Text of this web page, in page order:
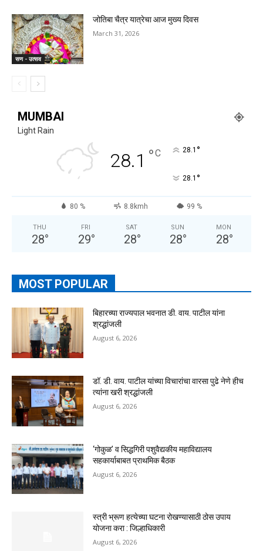
सण - उत्सव
जोतिबा चैत्र यात्रेचा आज मुख्य दिवस
March 31, 2026
MUMBAI
Light Rain
28.1 °C 28.1 °
28.1 °
80 % 8.8kmh 99 %
THU
28°
FRI
29°
SAT
28°
SUN
28°
MON
28°
MOST POPULAR
बिहारच्या राज्यपाल भवनात डी. वाय. पाटील यांना
श्रद्धांजली
August 6, 2026
डॉ. डी. वाय. पाटील यांच्या विचारांचा वारसा पुढे नेणे हीच
त्यांना खरी श्रद्धांजली
August 6, 2026
‘गोकुळ’ व सिद्धगिरी पशुवैद्यकीय महाविद्यालय
सहकार्याबाबत प्राथमिक बैठक
August 6, 2026
स्त्री भ्रूण हत्येच्या घटना रोखण्यासाठी ठोस उपाय
योजना करा : जिल्हाधिकारी
August 6, 2026